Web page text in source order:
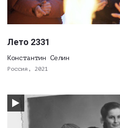
Лето 2331
Константин Селин
Россия, 2021